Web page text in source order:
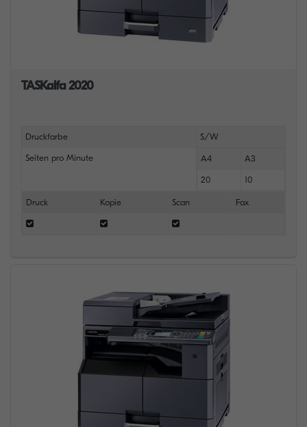
TASKalfa 2020
Druckfarbe S/W
Seiten pro Minute A4 A3
20 10
Druck Kopie Scan Fax